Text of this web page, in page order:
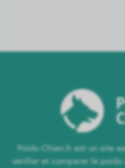
Poids-Chien.fr est un site
vérifier et comparer le